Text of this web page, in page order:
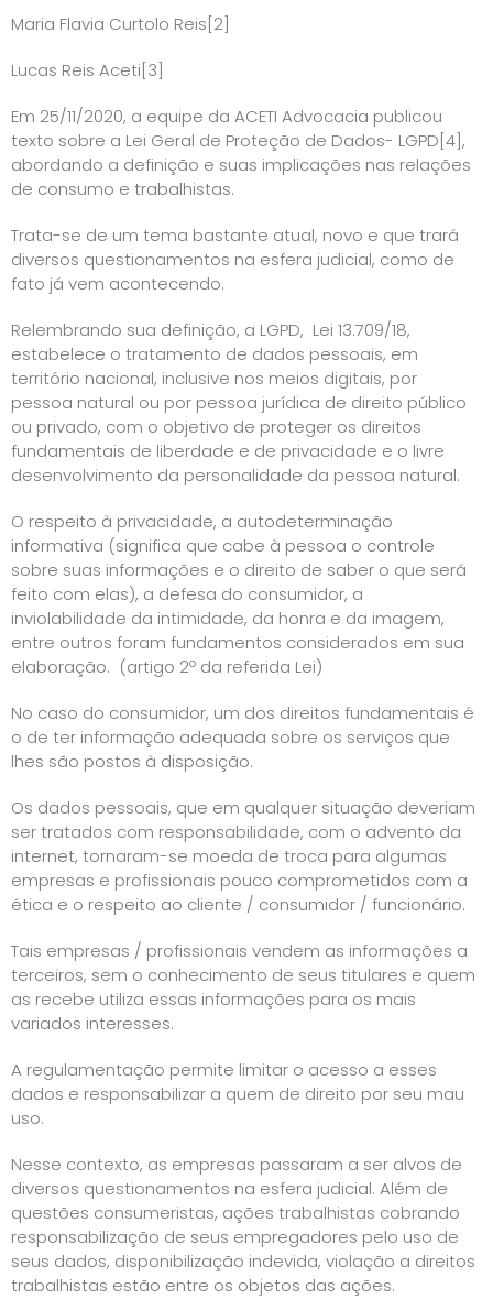
Maria Flavia Curtolo Reis[2]
Lucas Reis Aceti[3]
Em 25/11/2020, a equipe da ACETI Advocacia publicou
texto sobre a Lei Geral de Proteção de Dados- LGPD[4],
abordando a definição e suas implicações nas relações
de consumo e trabalhistas.
Trata-se de um tema bastante atual, novo e que trará
diversos questionamentos na esfera judicial, como de
fato já vem acontecendo.
Relembrando sua definição, a LGPD, Lei 13.709/18,
estabelece o tratamento de dados pessoais, em
território nacional, inclusive nos meios digitais, por
pessoa natural ou por pessoa jurídica de direito público
ou privado, com o objetivo de proteger os direitos
fundamentais de liberdade e de privacidade e o livre
desenvolvimento da personalidade da pessoa natural.
O respeito à privacidade, a autodeterminação
informativa (significa que cabe à pessoa o controle
sobre suas informações e o direito de saber o que será
feito com elas), a defesa do consumidor, a
inviolabilidade da intimidade, da honra e da imagem,
entre outros foram fundamentos considerados em sua
elaboração. (artigo 2º da referida Lei)
No caso do consumidor, um dos direitos fundamentais é
o de ter informação adequada sobre os serviços que
lhes são postos à disposição.
Os dados pessoais, que em qualquer situação deveriam
ser tratados com responsabilidade, com o advento da
internet, tornaram-se moeda de troca para algumas
empresas e profissionais pouco comprometidos com a
ética e o respeito ao cliente / consumidor / funcionário.
Tais empresas / profissionais vendem as informações a
terceiros, sem o conhecimento de seus titulares e quem
as recebe utiliza essas informações para os mais
variados interesses.
A regulamentação permite limitar o acesso a esses
dados e responsabilizar a quem de direito por seu mau
uso.
Nesse contexto, as empresas passaram a ser alvos de
diversos questionamentos na esfera judicial. Além de
questões consumeristas, ações trabalhistas cobrando
responsabilização de seus empregadores pelo uso de
seus dados, disponibilização indevida, violação a direitos
trabalhistas estão entre os objetos das ações.